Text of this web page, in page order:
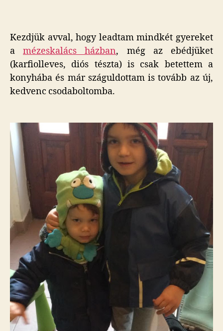
Kezdjük avval, hogy leadtam mindkét gyereket
amézeskalács házban, még az ebédjüket
(karfiolleves, diós tészta) is csak betettem a
konyhába és már száguldottam is tovább az új,
kedvenc csodaboltomba.